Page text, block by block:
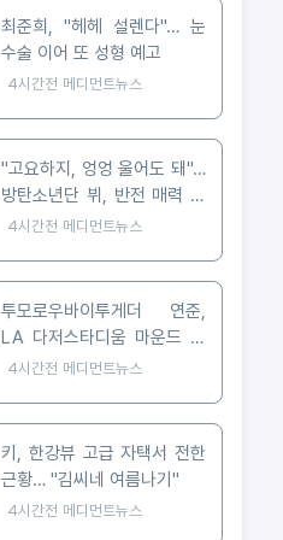
최준희, "헤헤 설렌다"… 눈
수술 이어 또 성형 예고
4시간전 메디먼트뉴스
"고요하지, 엉엉 울어도 돼"…
방탄소년단 뷔, 반전 매력 근
황 공개
4시간전 메디먼트뉴스
투모로우바이투게더 연준,
LA 다저스타디움 마운드 선
다… 시구부터 무대까지
4시간전 메디먼트뉴스
키, 한강뷰 고급 자택서 전한
근황… "김씨네 여름나기"
4시간전 메디먼트뉴스